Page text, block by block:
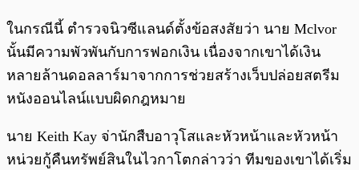
ในกรณีนี้ ตำรวจนิวซีแลนด์ตั้งข้อสงสัยว่า นาย Mclvor
นั้นมีความพัวพันกับการฟอกเงิน เนื่องจากเขาได้เงิน
หลายล้านดอลลาร์มาจากการช่วยสร้างเว็บปล่อยสตรีม
หนังออนไลน์แบบผิดกฎหมาย
นาย Keith Kay จ่านักสืบอาวุโสและหัวหน้าและหัวหน้า
หน่วยกู้คืนทรัพย์สินในไวกาโตกล่าวว่า ทีมของเขาได้เริ่ม